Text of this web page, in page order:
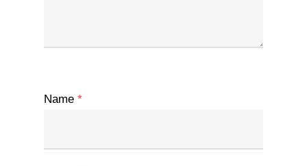
Name *